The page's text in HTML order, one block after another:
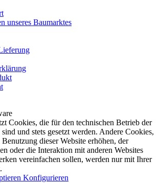
unseres Baumarktes
Cookies, die für den technischen Betrieb der
und stets gesetzt werden. Andere Cookies,
dieser Website erhöhen, der
oder die Interaktion mit anderen Websites
vereinfachen sollen, werden nur mit Ihrer
Konfigurieren